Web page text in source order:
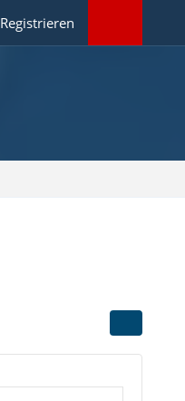
Registrieren